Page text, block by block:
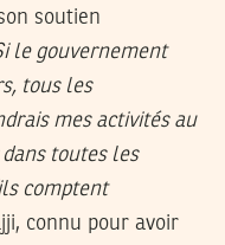
soutien
le gouvernement
tous les
mes activités au
toutes les
comptent
connu pour avoir